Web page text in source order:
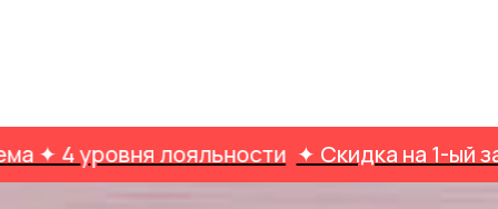
лояльности ✦ Скидка на 1-ый заказ ✦